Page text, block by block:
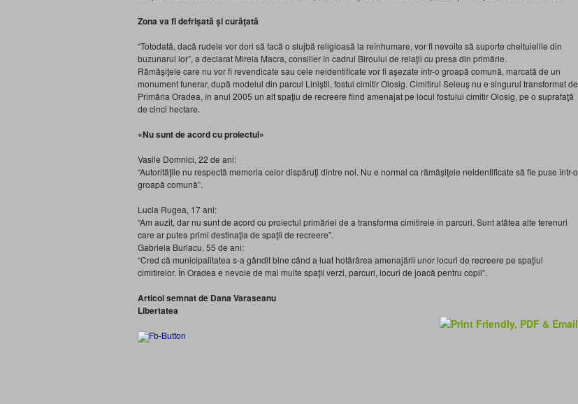
Zona va fi defrişată şi curăţată
“Totodată, dacă rudele vor dori să facă o slujbă religioasă la reînhumare, vor fi nevoite să suporte cheltuielile din
buzunarul lor”, a declarat Mirela Macra, consilier în cadrul Biroului de relaţii cu presa din primărie.
Rămăşiţele care nu vor fi revendicate sau cele neidentificate vor fi aşezate într-o groapă comună, marcată de un
monument funerar, după modelul din parcul Liniştii, fostul cimitir Olosig. Cimitirul Seleuş nu e singurul transformat de
Primăria Oradea, în anul 2005 un alt spaţiu de recreere fiind amenajat pe locul fostului cimitir Olosig, pe o suprafaţă
de cinci hectare.
«Nu sunt de acord cu proiectul»
Vasile Domnici, 22 de ani:
“Autorităţile nu respectă memoria celor dispăruţi dintre noi. Nu e normal ca rămăşiţele neidentificate să fie puse într-o
groapă comună”.
Lucia Rugea, 17 ani:
“Am auzit, dar nu sunt de acord cu proiectul primăriei de a transforma cimitirele în parcuri. Sunt atâtea alte terenuri
care ar putea primi destinaţia de spaţii de recreere”.
Gabriela Burlacu, 55 de ani:
“Cred că municipalitatea s-a gândit bine când a luat hotărârea amenajării unor locuri de recreere pe spaţiul
cimitirelor. În Oradea e nevoie de mai multe spaţii verzi, parcuri, locuri de joacă pentru copii”.
Articol semnat de Dana Varaseanu
Libertatea